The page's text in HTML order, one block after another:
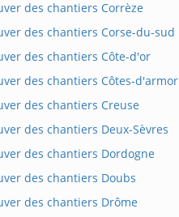
des chantiers Corrèze
des chantiers Corse-du-sud
des chantiers Côte-d'or
des chantiers Côtes-d'armor
des chantiers Creuse
des chantiers Deux-Sèvres
des chantiers Dordogne
des chantiers Doubs
des chantiers Drôme